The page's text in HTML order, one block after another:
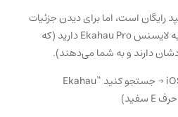
رایگان است، اما برای دیدن جزئیات
کامل و پیشنهاد خودکار نیاز به لایسنس Ekahau Pro دارید (که
دارند و به شما می‌دهند).
فقط iOS → App Store → جستجو کنید “Ekahau